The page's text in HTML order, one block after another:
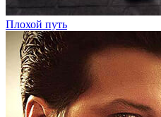
Плохой путь